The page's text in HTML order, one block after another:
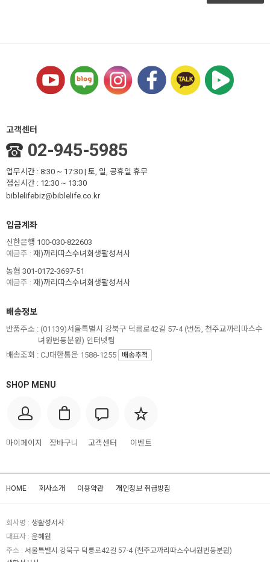
고객센터
02-945-5985
업무시간 : 8:30 ~ 17:30 | 토, 일, 공휴일 휴무
점심시간 : 12:30 ~ 13:30
biblelifebiz@biblelife.co.kr
입금계좌
신한은행 100-030-822603
예금주 : 재)까리따스수녀회생활성서사
농협 301-0172-3697-51
예금주 : 재)까리따스수녀회생활성서사
SHOP MENU
마이페이지 장바구니 고객센터 이벤트
배송정보
반품주소 : (01139)서울특별시 강북구 덕릉로42길 57-4 (번동, 천주교까리따스수
녀원번동분원) 인터넷팀
배송조회 : CJ대한통운 1588-1255
배송추적
HOME 회사소개 이용약관 개인정보 취급방침
회사명 : 생활성서사
대표자 : 윤혜원
주소 : 서울특별시 강북구 덕릉로42길 57-4 (천주교까리따스수녀원번동분원)